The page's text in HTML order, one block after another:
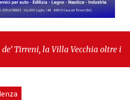
la Villa Vecchia oltre i vandali:
chiarezza!”"